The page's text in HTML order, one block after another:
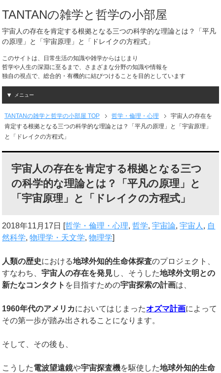
TANTANの雑学と哲学の小部屋
宇宙人の存在を肯定する根拠となる三つの科学的な理論とは？「平凡
の原理」と「宇宙原理」と「ドレイクの方程式」
このサイトは、日常生活の知識や雑学からはじまり
哲学や人生の深淵に至るまで、さまざまな分野の知識や情報を
独自の視点で、総合的・有機的に結びつけることを目的としています
メニュー
TANTANの雑学と哲学の小部屋 TOP 哲学・倫理・心理
宇宙人の存在を
肯定する根拠となる三つの科学的な理論とは？「平凡の原理」と「宇宙原理」
と「ドレイクの方程式」
宇宙人の存在を肯定する根拠となる三つ
の科学的な理論とは？「平凡の原理」と
「宇宙原理」と「ドレイクの方程式」
2018年11月17日 [哲学・倫理・心理,哲学,宇宙論,宇宙人 , 自
然科学,物理学・天文学,物理学]
人類の歴史における地球外知的生命体探査のプロジェクト、
すなわち、宇宙人の存在を発見し、そうした地球外文明との
新たなコンタクト を目指すための宇宙探索の計画は、
1960年代のアメリカにおいてはじまったオズマ計画によって
その第一歩が踏み出されることになります。
そして、その後も、
こうした電波望遠鏡や宇宙探査機を駆使した地球外知的生命